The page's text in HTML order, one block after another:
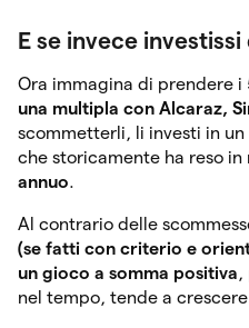
E se invece
Ora immagina di prendere i
una multipla con Alcaraz,
scommetterli, li investi in un
che storicamente ha reso in
annuo.
Al contrario delle
(se fatti con criterio e
un gioco a somma positiva,
nel tempo, tende a